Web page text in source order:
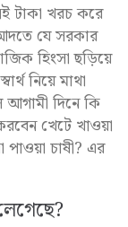
টাকা খরচ করে
যে সরকার
হিংসা ছড়িয়ে
নিয়ে মাথা
আগামী দিনে কি
খেটে খাওয়া
চাষী? এর